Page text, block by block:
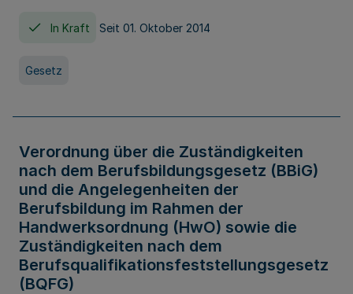
In Kraft Seit 01. Oktober 2014
Gesetz
Verordnung über die Zuständigkeiten
nach dem Berufsbildungsgesetz (BBiG)
und die Angelegenheiten der
Berufsbildung im Rahmen der
Handwerksordnung (HwO) sowie die
Zuständigkeiten nach dem
Berufsqualifikationsfeststellungsgesetz
(BQFG)